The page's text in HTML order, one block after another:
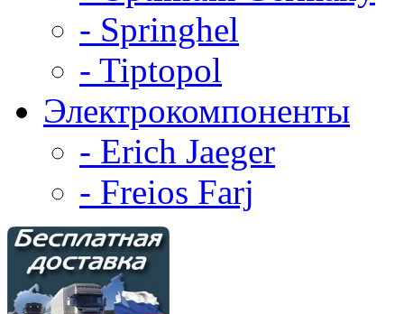
- Springhel
- Tiptopol
Электрокомпоненты
- Erich Jaeger
- Freios Farj